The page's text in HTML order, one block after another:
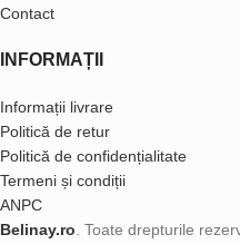
Contact
INFORMAȚII
Informații livrare
Politică de retur
Politică de confidențialitate
Termeni și condiții
ANPC
Belinay.ro. Toate drepturile